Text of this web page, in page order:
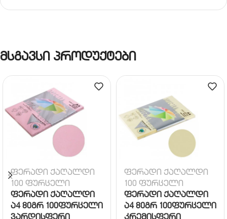
მსგავსი პროდუქტები
ფერადი ქაღალდი
100 ფურცელი
ფერადი ქაღალდი
ა4 80გრ 100ფურცელი
ფერადი ქაღალდი
100 ფურცელი
ფერადი ქაღალდი
ა4 80გრ 100ფურცელი